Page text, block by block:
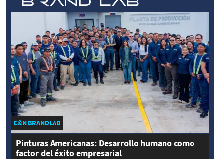
E&N BRANDLAB
Pinturas Americanas: Desarrollo humano como
factor del éxito empresarial